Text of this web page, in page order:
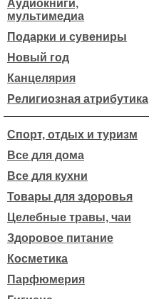
Аудиокниги,
мультимедиа
Подарки и сувениры
Новый год
Канцелярия
Религиозная атрибутика
Спорт, отдых и туризм
Все для дома
Все для кухни
Товары для здоровья
Целебные травы, чаи
Здоровое питание
Косметика
Парфюмерия